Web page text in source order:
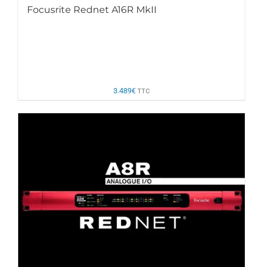
Focusrite Rednet A16R MkII
3.489€ TTC